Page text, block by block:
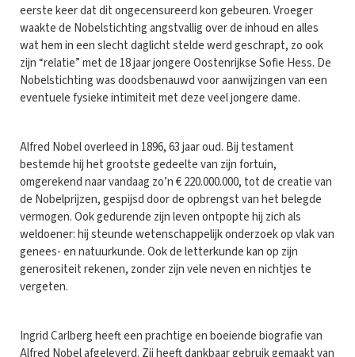
eerste keer dat dit ongecensureerd kon gebeuren. Vroeger
waakte de Nobelstichting angstvallig over de inhoud en alles
wat hem in een slecht daglicht stelde werd geschrapt, zo ook
zijn “relatie” met de 18 jaar jongere Oostenrijkse Sofie Hess. De
Nobelstichting was doodsbenauwd voor aanwijzingen van een
eventuele fysieke intimiteit met deze veel jongere dame.
Alfred Nobel overleed in 1896, 63 jaar oud. Bij testament
bestemde hij het grootste gedeelte van zijn fortuin,
omgerekend naar vandaag zo’n € 220.000.000, tot de creatie van
de Nobelprijzen, gespijsd door de opbrengst van het belegde
vermogen. Ook gedurende zijn leven ontpopte hij zich als
weldoener: hij steunde wetenschappelijk onderzoek op vlak van
genees- en natuurkunde. Ook de letterkunde kan op zijn
generositeit rekenen, zonder zijn vele neven en nichtjes te
vergeten.
Ingrid Carlberg heeft een prachtige en boeiende biografie van
Alfred Nobel afgeleverd. Zij heeft dankbaar gebruik gemaakt van